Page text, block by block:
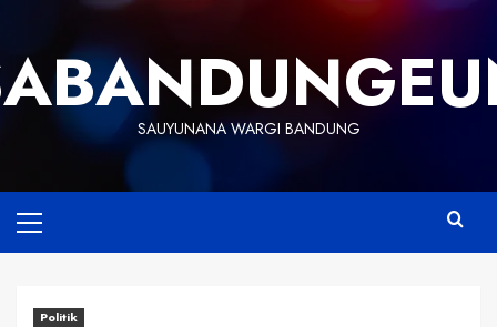
content
SAUYUNANA WARGI BANDUNG
Menu
Politik